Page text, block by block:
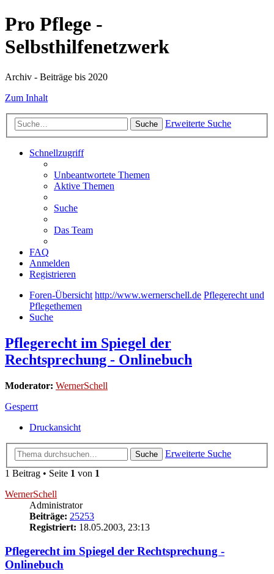
Pro Pflege -
Selbsthilfenetzwerk
Archiv - Beiträge bis 2020
Zum Inhalt
Suche Erweiterte Suche
Schnellzugriff
Unbeantwortete Themen
Aktive Themen
Suche
Das Team
FAQ
Anmelden
Registrieren
Foren-Übersicht http://www.wernerschell.de Pflegerecht und
Pflegethemen
Suche
Pflegerecht im Spiegel der
Rechtsprechung - Onlinebuch
Moderator: WernerSchell
Gesperrt
Druckansicht
Suche
Erweiterte Suche
1 Beitrag • Seite 1 von 1
WernerSchell
Administrator
Beiträge: 25253
Registriert: 18.05.2003, 23:13
Pflegerecht im Spiegel der Rechtsprechung -
Onlinebuch